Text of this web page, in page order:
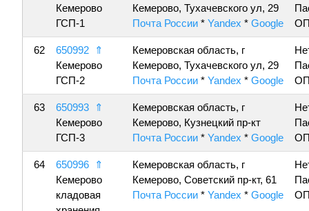
Кемерово
ГСП-1
Кемерово, Тухачевского ул, 29
Почта России * Yandex * Google
62 650992
⇑
Кемерово
ГСП-2
Кемеровская область, г
Кемерово, Тухачевского ул, 29
Почта России * Yandex * Google
63 650993
⇑
Кемерово
ГСП-3
Кемеровская область, г
Кемерово, Кузнецкий пр-кт
Почта России * Yandex * Google
64 650996
⇑
Кемерово
кладовая
Кемеровская область, г
Кемерово, Советский пр-кт, 61
Почта России * Yandex * Google